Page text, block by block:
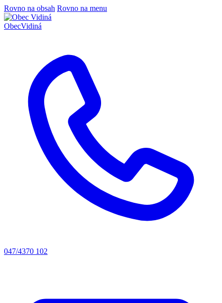
Rovno na obsah Rovno na menu
ObecVidiná
047/4370 102